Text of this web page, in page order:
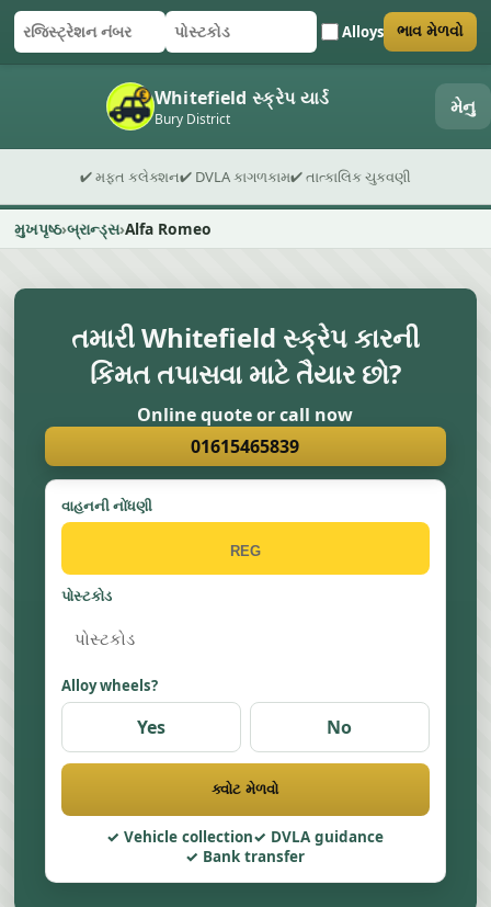
રજિસ્ટ્રેશન નંબર
પોસ્ટકોડ Alloys
ફોર્મ સબમિટ કરો ભાવ મેળવો
Whitefield સ્ક્રેપ યાર્ડ
Bury District મેનુ
✔ મફત કલેક્શન✔ DVLA કાગળકામ✔ તાત્કાલિક ચુકવણી
મુખપૃષ્ઠ બ્રાન્ડ્સ Alfa Romeo
તમારી Whitefield સ્ક્રેપ કારની
કિંમત તપાસવા માટે તૈયાર છો?
Online quote or call now
01615465839
વાહનની નોંધણી
પોસ્ટકોડ
Alloy wheels?
Yes No
ક્વોટ મેળવો
Vehicle collection
DVLA guidance
Bank transfer